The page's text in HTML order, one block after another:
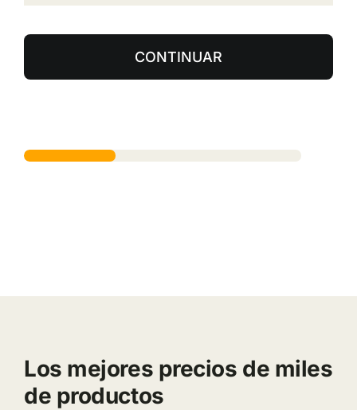
CONTINUAR
Los mejores precios de miles
de productos